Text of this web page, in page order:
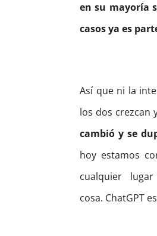
en su mayoría
casos ya es
Así que ni la
los dos crezcan
cambió y se
hoy estamos
cualquier
cosa. ChatGPT